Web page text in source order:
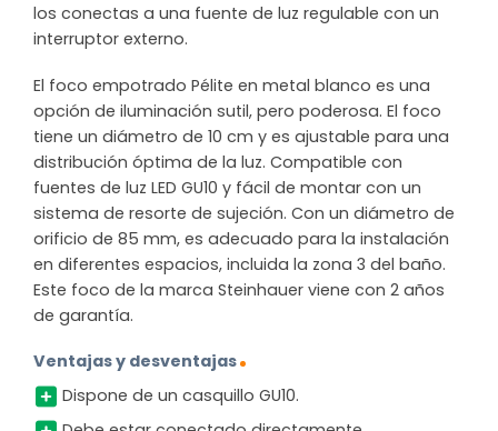
los conectas a una fuente de luz regulable con un
interruptor externo.
El foco empotrado Pélite en metal blanco es una
opción de iluminación sutil, pero poderosa. El foco
tiene un diámetro de 10 cm y es ajustable para una
distribución óptima de la luz. Compatible con
fuentes de luz LED GU10 y fácil de montar con un
sistema de resorte de sujeción. Con un diámetro de
orificio de 85 mm, es adecuado para la instalación
en diferentes espacios, incluida la zona 3 del baño.
Este foco de la marca Steinhauer viene con 2 años
de garantía.
Ventajas y desventajas
Dispone de un casquillo GU10.